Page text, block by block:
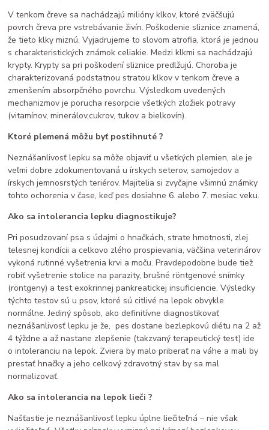
V tenkom čreve sa nachádzajú milióny klkov, ktoré zväčšujú
povrch čreva pre vstrebávanie živín. Poškodenie sliznice znamená,
že tieto klky miznú. Vyjadrujeme to slovom atrofia, ktorá je jednou
s charakteristických známok celiakie. Medzi klkmi sa nachádzajú
krypty. Krypty sa pri poškodení sliznice predlžujú. Choroba je
charakterizovaná podstatnou stratou klkov v tenkom čreve a
zmenšením absorpčného povrchu. Výsledkom uvedených
mechanizmov je porucha resorpcie všetkých zložiek potravy
(vitamínov, minerálov,cukrov, tukov a bielkovín).
Ktoré plemená môžu byť postihnuté ?
Neznášanlivosť lepku sa môže objaviť u všetkých plemien, ale je
veľmi dobre zdokumentovaná u írskych seterov, samojedov a
írskych jemnosrstých teriérov. Majitelia si zvyčajne všimnú známky
tohto ochorenia v čase, keď pes dosiahne 6. alebo 7. mesiac veku.
Ako sa intolerancia lepku diagnostikuje?
Pri posudzovaní psa s údajmi o hnačkách, strate hmotnosti, zlej
telesnej kondícii a celkovo zlého prospievania, väčšina veterinárov
vykoná rutinné vyšetrenia krvi a moču. Pravdepodobne bude tiež
robiť vyšetrenie stolice na parazity, brušné röntgenové snímky
(röntgeny) a test exokrinnej pankreatickej insuficiencie. Výsledky
týchto testov sú u psov, ktoré sú citlivé na lepok obvykle
normálne. Jediný spôsob, ako definitívne diagnostikovať
neznášanlivosť lepku je že, pes dostane bezlepkovú diétu na 2 až
4 týždne a až nastane zlepšenie (takzvaný terapeutický test) ide
o intoleranciu na lepok. Zviera by malo priberať na váhe a mali by
prestať hnačky a jeho celkový zdravotný stav by sa mal
normalizovať.
Ako sa intolerancia na lepok lieči ?
Našťastie je neznášanlivosť lepku úplne liečiteľná – nie však